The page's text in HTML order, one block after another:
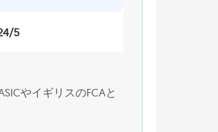
5
やイギリスのFCAと